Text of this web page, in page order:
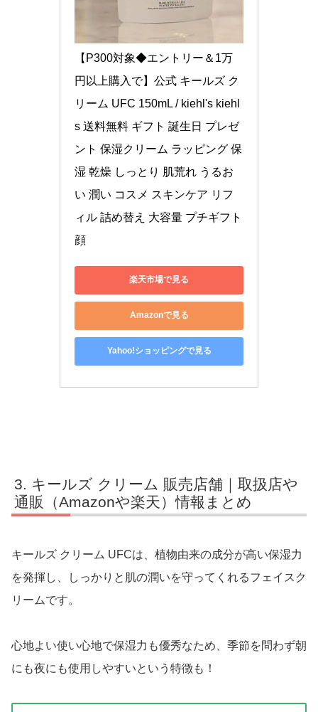
【P300対象◆エントリー＆1万
円以上購入で】公式 キールズ ク
リーム UFC 150mL / kiehl's kiehl
s 送料無料 ギフト 誕生日 プレゼ
ント 保湿クリーム ラッピング 保
湿 乾燥 しっとり 肌荒れ うるお
い 潤い コスメ スキンケア リフ
ィル 詰め替え 大容量 プチギフト
顔
楽天市場で見る
Amazonで見る
Yahoo!ショッピングで見る
キールズ クリーム 販売店舗｜取扱店や
通販（Amazonや楽天）情報まとめ
キールズ クリーム UFCは、植物由来の成分が高い保湿力
を発揮し、しっかりと肌の潤いを守ってくれるフェイスク
リームです。
心地よい使い心地で保湿力も優秀なため、季節を問わず朝
にも夜にも使用しやすいという特徴も！